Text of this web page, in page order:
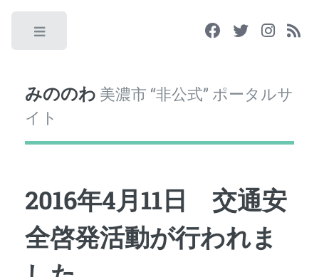
みののわ 美濃市 “非公式” ポータルサ
イト
2016年4月11日 交通安
全啓発活動が行われま
Toggle